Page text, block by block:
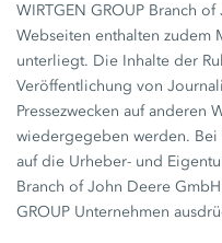
WIRTGEN GROUP Branch
Webseiten enthalten zudem
unterliegt. Die Inhalte der
Veröffentlichung von
Pressezwecken auf anderen
wiedergegeben werden.
auf die Urheber- und
Branch of John Deere
GROUP Unternehmen